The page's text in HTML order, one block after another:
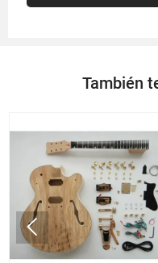
También
